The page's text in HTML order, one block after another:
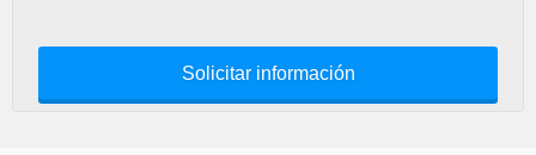
Solicitar información